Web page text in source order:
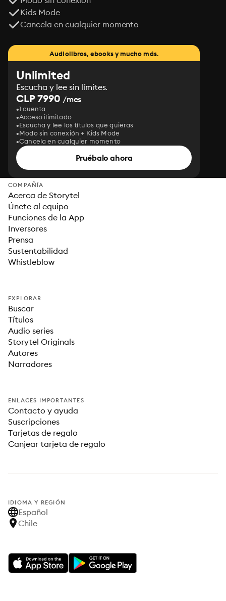
Kids Mode
Cancela en cualquier momento
Audiolibros, ebooks y mucho más.
Unlimited
Escucha y lee sin límites.
CLP 7990 /mes
1 cuenta
Acceso ilimitado
Escucha y lee los títulos que quieras
Modo sin conexión + Kids Mode
Cancela en cualquier momento
Pruébalo ahora
COMPAÑÍA
Acerca de Storytel
Únete al equipo
Funciones de la App
Inversores
Prensa
Sustentabilidad
Whistleblow
EXPLORAR
Buscar
Títulos
Audio series
Storytel Originals
Autores
Narradores
ENLACES IMPORTANTES
Contacto y ayuda
Suscripciones
Tarjetas de regalo
Canjear tarjeta de regalo
IDIOMA Y REGIÓN
Español
Chile